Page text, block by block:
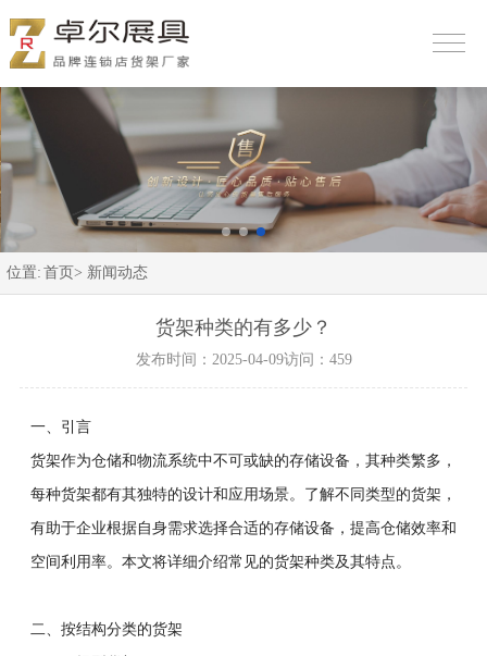
位置: 首页> 新闻动态
货架种类的有多少？
发布时间：2025-04-09访问：459
一、引言
货架作为仓储和物流系统中不可或缺的存储设备，其种类繁多，
每种货架都有其独特的设计和应用场景。了解不同类型的货架，
有助于企业根据自身需求选择合适的存储设备，提高仓储效率和
空间利用率。本文将详细介绍常见的货架种类及其特点。
二、按结构分类的货架